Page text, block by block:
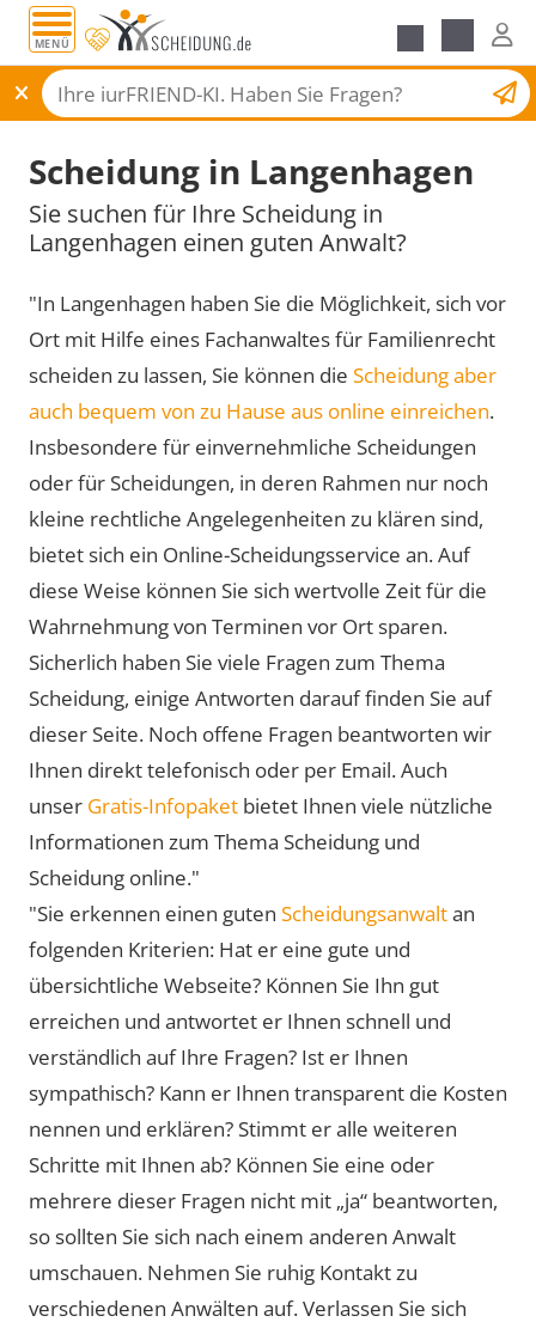
MENÜ
Scheidungsantrag
Scheidung in Langenhagen
Sie suchen für Ihre Scheidung in
Langenhagen einen guten Anwalt?
"In Langenhagen haben Sie die Möglichkeit, sich vor
Ort mit Hilfe eines Fachanwaltes für Familienrecht
scheiden zu lassen, Sie können die Scheidung aber
auch bequem von zu Hause aus online einreichen.
Insbesondere für einvernehmliche Scheidungen
oder für Scheidungen, in deren Rahmen nur noch
kleine rechtliche Angelegenheiten zu klären sind,
bietet sich ein Online-Scheidungsservice an. Auf
diese Weise können Sie sich wertvolle Zeit für die
Wahrnehmung von Terminen vor Ort sparen.
Sicherlich haben Sie viele Fragen zum Thema
Scheidung, einige Antworten darauf finden Sie auf
dieser Seite. Noch offene Fragen beantworten wir
Ihnen direkt telefonisch oder per Email. Auch
unser Gratis-Infopaket bietet Ihnen viele nützliche
Informationen zum Thema Scheidung und
Scheidung online."
"Sie erkennen einen guten Scheidungsanwaltan
folgenden Kriterien: Hat er eine gute und
übersichtliche Webseite? Können Sie Ihn gut
erreichen und antwortet er Ihnen schnell und
verständlich auf Ihre Fragen? Ist er Ihnen
sympathisch? Kann er Ihnen transparent die Kosten
nennen und erklären? Stimmt er alle weiteren
Schritte mit Ihnen ab? Können Sie eine oder
mehrere dieser Fragen nicht mit „ja“ beantworten,
so sollten Sie sich nach einem anderen Anwalt
umschauen. Nehmen Sie ruhig Kontakt zu
verschiedenen Anwälten auf. Verlassen Sie sich